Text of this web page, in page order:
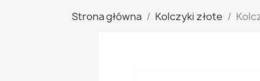
Strona główna Kolczyki złote